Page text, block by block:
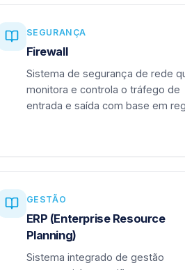
SEGURANÇA
Firewall
Sistema de segurança de rede
monitora e controla o tráfego de
entrada e saída com base em
GESTÃO
ERP (Enterprise Resource
Planning)
Sistema integrado de gestão